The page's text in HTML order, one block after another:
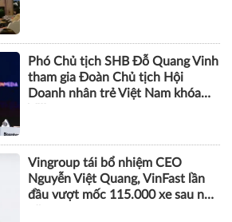
Phó Chủ tịch SHB Đỗ Quang Vinh
tham gia Đoàn Chủ tịch Hội
Doanh nhân trẻ Việt Nam khóa
Vingroup tái bổ nhiệm CEO
Nguyễn Việt Quang, VinFast lần
đầu vượt mốc 115.000 xe sau nửa